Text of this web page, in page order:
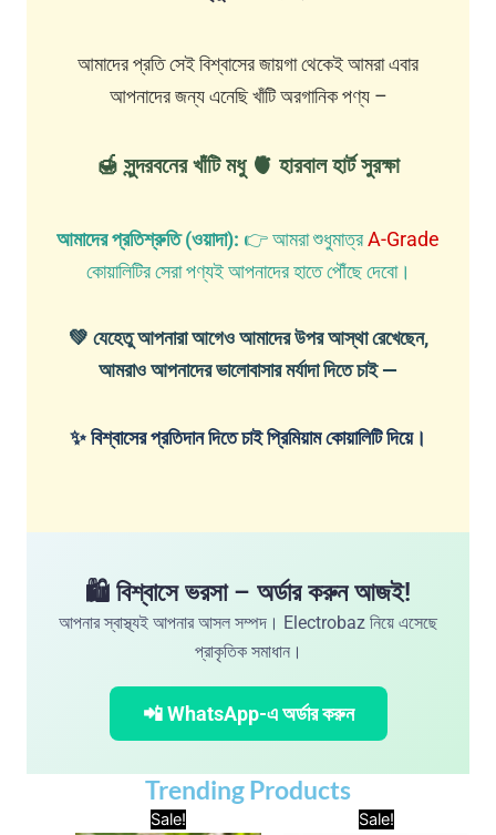
আমাদের প্রতি সেই বিশ্বাসের জায়গা থেকেই আমরা এবার
আপনাদের জন্য এনেছি খাঁটি অরগানিক পণ্য –
🍯 সুন্দরবনের খাঁটি মধু 🫀 হারবাল হার্ট সুরক্ষা
আমাদের প্রতিশ্রুতি (ওয়াদা): 👉 আমরা শুধুমাত্রA-Grade
কোয়ালিটির সেরা পণ্যই আপনাদের হাতে পৌঁছে দেবো।
💚 যেহেতু আপনারা আগেও আমাদের উপর আস্থা রেখেছেন,
আমরাও আপনাদের ভালোবাসার মর্যাদা দিতে চাই —
✨ বিশ্বাসের প্রতিদান দিতে চাই প্রিমিয়াম কোয়ালিটি দিয়ে।
🛍️ বিশ্বাসে ভরসা – অর্ডার করুন আজই!
আপনার স্বাস্থ্যই আপনার আসল সম্পদ। Electrobaz নিয়ে এসেছে
প্রাকৃতিক সমাধান।
📲 WhatsApp-এ অর্ডার করুন
Trending Products
Sale!Original
Sale!Original